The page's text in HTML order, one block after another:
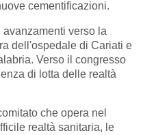
cementificazioni.
verso la
dell'ospedale di Cariati e
Verso il congresso
di lotta delle realtà
che opera nel
realtà sanitaria, le